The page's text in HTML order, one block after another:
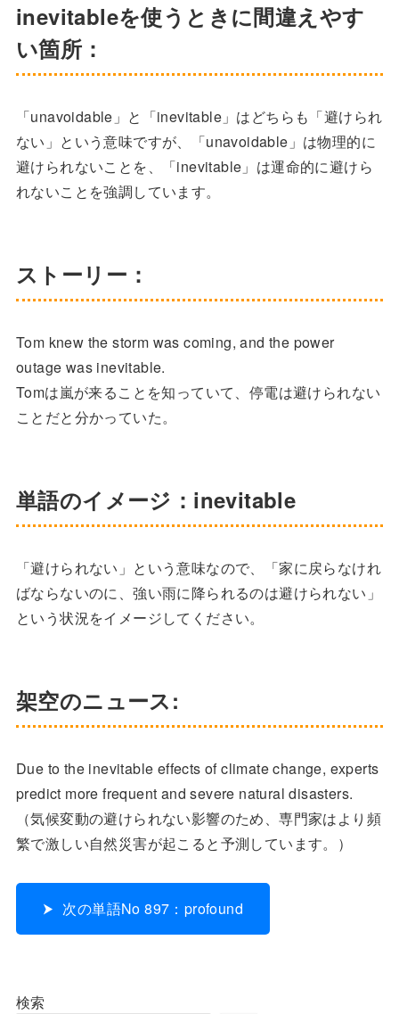
inevitableを使うときに間違えやす
い箇所：
「unavoidable」と「inevitable」はどちらも「避けられ
ない」という意味ですが、「unavoidable」は物理的に
避けられないことを、「inevitable」は運命的に避けら
れないことを強調しています。
ストーリー：
Tom knew the storm was coming, and the power
outage was inevitable.
Tomは嵐が来ることを知っていて、停電は避けられない
ことだと分かっていた。
単語のイメージ：inevitable
「避けられない」という意味なので、「家に戻らなけれ
ばならないのに、強い雨に降られるのは避けられない」
という状況をイメージしてください。
架空のニュース:
Due to the inevitable effects of climate change, experts
predict more frequent and severe natural disasters.
（気候変動の避けられない影響のため、専門家はより頻
繁で激しい自然災害が起こると予測しています。）
次の単語No 897：profound
検索